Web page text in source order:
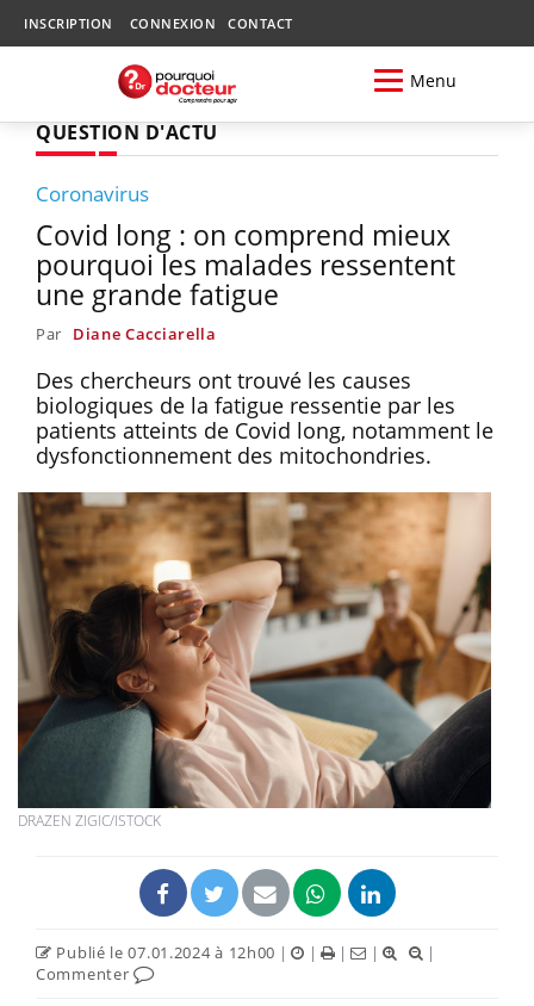
INSCRIPTION CONNEXION CONTACT
Menu
QUESTION D'ACTU
Coronavirus
Covid long : on comprend mieux
pourquoi les malades ressentent
une grande fatigue
Par Diane Cacciarella
Des chercheurs ont trouvé les causes
biologiques de la fatigue ressentie par les
patients atteints de Covid long, notamment le
dysfonctionnement des mitochondries.
DRAZEN ZIGIC/ISTOCK
Publié le 07.01.2024 à 12h00 | | | |
|
Commenter